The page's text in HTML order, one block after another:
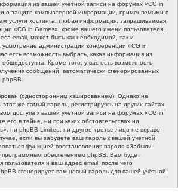
из вашей учётной записи на форумах «CG in
о защите компьютерной информации, применяемыми в
услуги хостинга. Любая информация, запрашиваемая
«CG in Games», кроме вашего имени пользователя,
email, может быть как необходимой, так и
усмотрение администрации конференции «CG in
есть возможность выбрать, какая информация из
Кроме того, у вас есть возможность
сообщений, автоматически сгенерированных
(односторонним хэшированием). Однако не
этот же самый пароль, регистрируясь на других сайтах.
доступа к вашей учётной записи на форумах «CG in
его в тайне, ни при каких обстоятельствах ни
ни phpBB Limited, ни другое третье лицо не вправе
если вы забудете ваш пароль к вашей учётной
функцией восстановления пароля «Забыли
программным обеспечением phpBB. Вам будет
и ваш адрес email, после чего
сгенерирует вам новый пароль для вашей учётной